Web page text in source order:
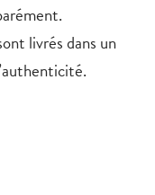
livrés dans un